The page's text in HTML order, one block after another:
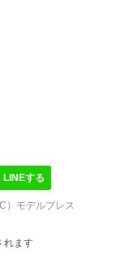
LINEする
）モデルプレス
れます